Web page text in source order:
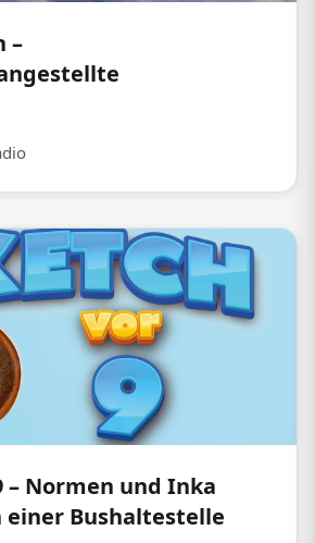
–
– Normen und Inka
einer Bushaltestelle